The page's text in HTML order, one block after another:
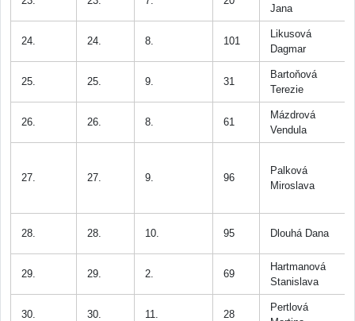
Jana
24. 24. 8. 101
Likusová
Dagmar
25. 25. 9. 31
Bartoňová
Terezie
26. 26. 8. 61
Mázdrová
Vendula
27. 27. 9. 96
Palková
Miroslava
28. 28. 10. 95 Dlouhá Dana
29. 29. 2. 69
Hartmanová
Stanislava
30. 30. 11. 28
Pertlová